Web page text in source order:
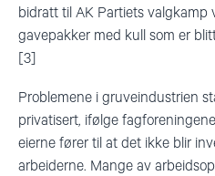
bidratt til AK Partiets valgkamp
gavepakker med kull som er
[3]
Problemene i gruveindustrien
privatisert, ifølge
eierne fører til at det ikke blir
arbeiderne. Mange av